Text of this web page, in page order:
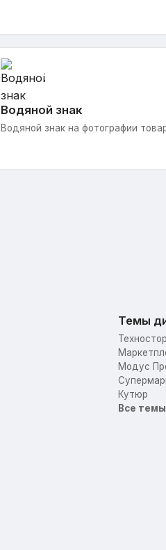
Водяной знак
Водяной знак на фотографии
Темы
Техностор
Модус
Кутюр
Все